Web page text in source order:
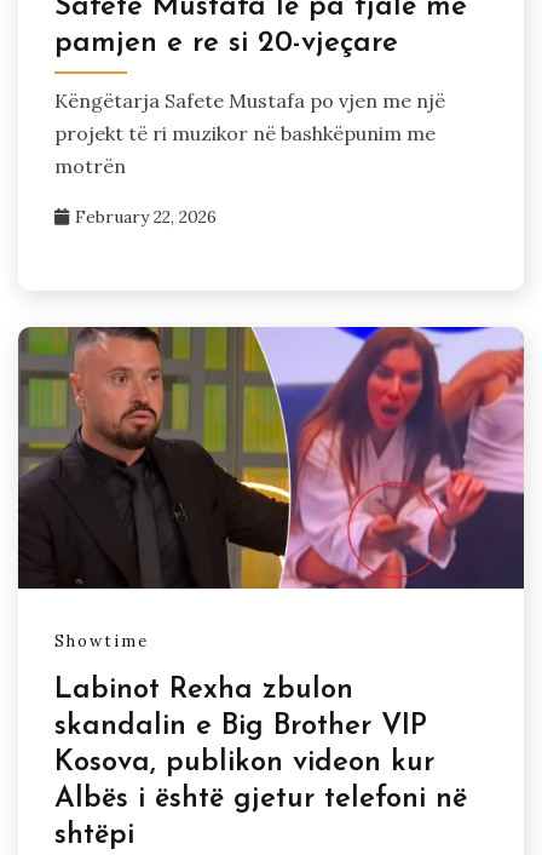
Safete Mustafa lë pa fjalë me
pamjen e re si 20-vjeçare
Këngëtarja Safete Mustafa po vjen me një
projekt të ri muzikor në bashkëpunim me
motrën
February 22, 2026
Showtime
Labinot Rexha zbulon
skandalin e Big Brother VIP
Kosova, publikon videon kur
Albës i është gjetur telefoni në
shtëpi